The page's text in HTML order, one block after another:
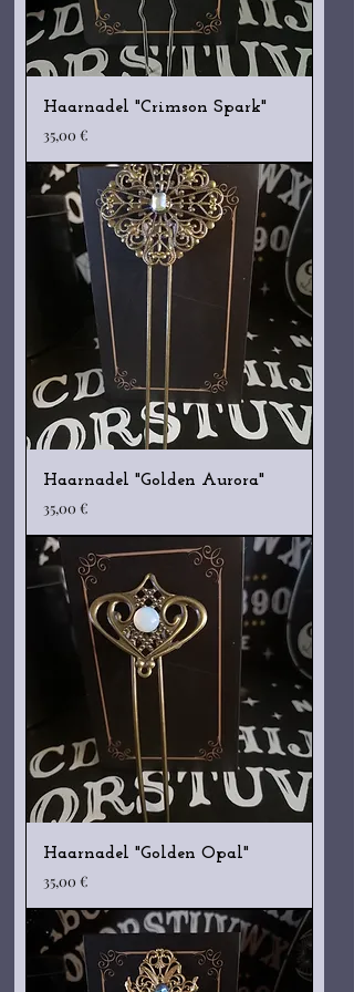
Haarnadel "Crimson Spark"
Preis
35,00 €
Haarnadel "Golden Aurora"
Preis
35,00 €
Haarnadel "Golden Opal"
Preis
35,00 €